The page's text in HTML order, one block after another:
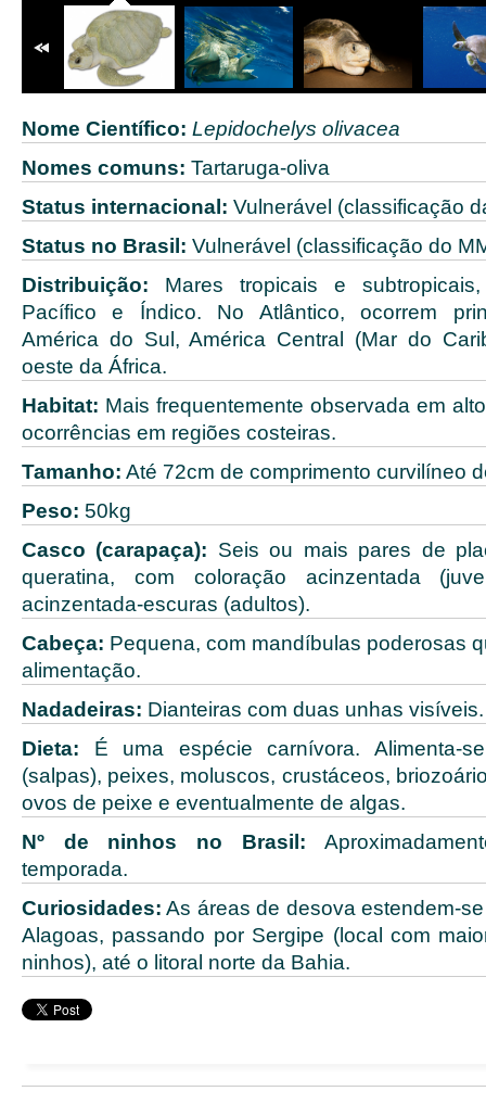
Nome Científico: Lepidochelys olivacea
Nomes comuns: Tartaruga-oliva
Status internacional: Vulnerável (classificação
Status no Brasil: Vulnerável (classificação do
Distribuição: Mares tropicais e
Pacífico e Índico. No Atlântico, ocorrem
América do Sul, América Central (Mar do
oeste da África.
Habitat: Mais frequentemente observada em
ocorrências em regiões costeiras.
Tamanho: Até 72cm de comprimento curvilíneo
Peso: 50kg
Casco (carapaça): Seis ou mais pares de
queratina, com coloração acinzentada
acinzentada-escuras (adultos).
Cabeça: Pequena, com mandíbulas poderosas
alimentação.
Nadadeiras: Dianteiras com duas unhas visíveis.
Dieta: É uma espécie carnívora. Alimenta-
(salpas), peixes, moluscos, crustáceos,
ovos de peixe e eventualmente de algas.
Nº de ninhos no Brasil:
temporada.
Curiosidades: As áreas de desova estendem-
Alagoas, passando por Sergipe (local com
ninhos), até o litoral norte da Bahia.